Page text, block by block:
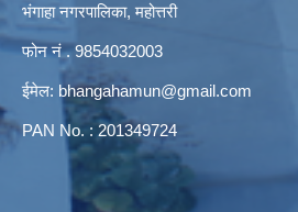
भंगाहा नगरपालिका, महोत्तरी
फोन नं . 9854032003
ईमेल: bhangahamun@gmail.com
PAN No. : 201349724